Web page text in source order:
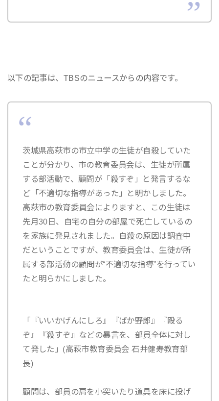
以下の記事は、TBSのニュースからの内容です。
茨城県高萩市の市立中学の生徒が自殺していた
ことが分かり、市の教育委員会は、生徒が所属
する部活動で、顧問が「殺すぞ」と発言するな
ど「不適切な指導があった」と明かしました。
高萩市の教育委員会によりますと、この生徒は
先月30日、自宅の自分の部屋で死亡しているの
を家族に発見されました。自殺の原因は調査中
だということですが、教育委員会は、生徒が所
属する部活動の顧問が“不適切な指導”を行ってい
たと明らかにしました。
「『いいかげんにしろ』『ばか野郎』『殴る
ぞ』『殺すぞ』などの暴言を、部員全体に対し
て発した」(高萩市教育委員会 石井健寿教育部
長)
顧問は、部員の肩を小突いたり道具を床に投げ